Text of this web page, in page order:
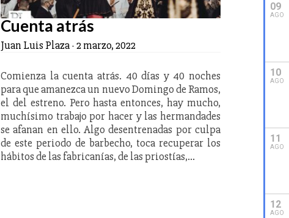
Cuenta atrás
Juan Luis Plaza-2 marzo, 2022
Comienza la cuenta atrás. 40 días y 40 noches
para que amanezca un nuevo Domingo de Ramos,
el del estreno. Pero hasta entonces, hay mucho,
muchísimo trabajo por hacer y las hermandades
se afanan en ello. Algo desentrenadas por culpa
de este periodo de barbecho, toca recuperar los
hábitos de las fabricanías, de las priostías,…
09
AGO
10
AGO
11
AGO
12
AGO